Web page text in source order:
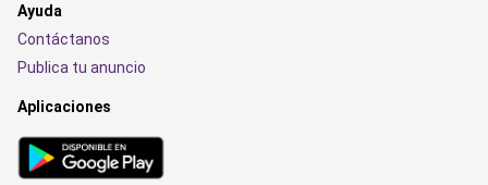
Ayuda
Contáctanos
Publica tu anuncio
Aplicaciones